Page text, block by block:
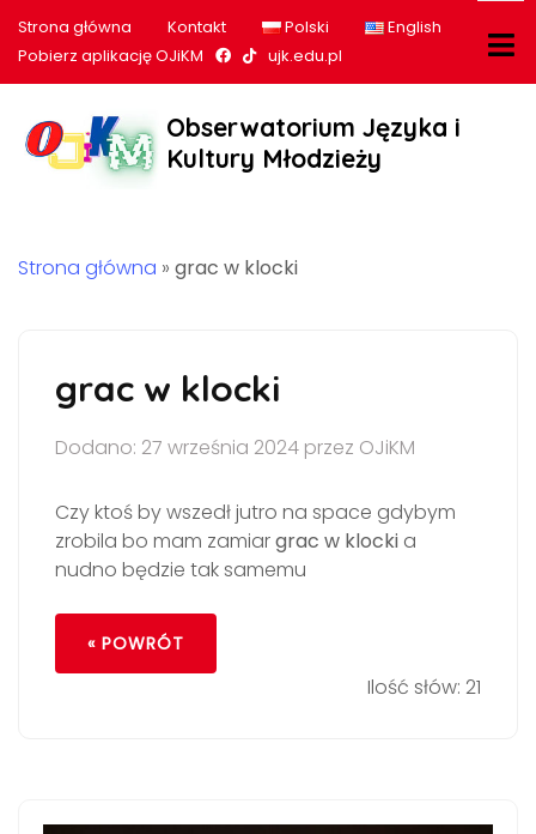
Strona główna Kontakt Polski
English
Pobierz aplikację OJiKM
Nasz profil na Facebook
Nasz profil na tiktok
ujk.edu.pl
Obserwatorium Języka i
Kultury Młodzieży
Strona główna » grac w klocki
grac w klocki
Dodano: 27 września 2024 przez OJiKM
Czy ktoś by wszedł jutro na space gdybym
zrobila bo mam zamiargrac w klocki a
nudno będzie tak samemu
« POWRÓT
Ilość słów: 21